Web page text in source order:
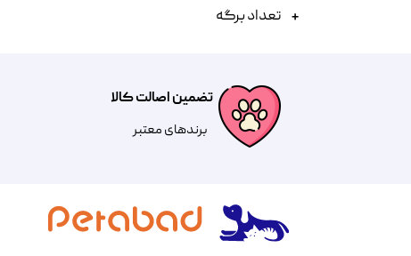
تعداد برگه
تضمین اصالت کالا
​​برندهای معتبر​​​​​​​